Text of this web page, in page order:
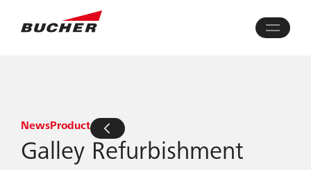
NewsProduct
Galley Refurbishment